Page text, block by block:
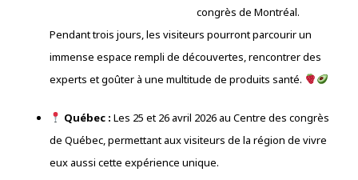
congrès de Montréal.
Pendant trois jours, les visiteurs pourront parcourir un
immense espace rempli de découvertes, rencontrer des
experts et goûter à une multitude de produits santé.
Québec : Les 25 et 26 avril 2026 au Centre des congrès
de Québec, permettant aux visiteurs de la région de vivre
eux aussi cette expérience unique.